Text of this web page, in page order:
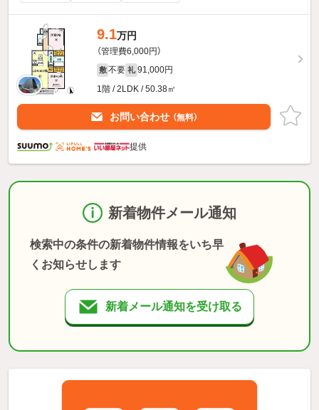
9.1万円
（管理費6,000円）
敷 不要 礼 91,000円
1階 / 2LDK / 50.38㎡
お問い合わせ （無料）
提供
新着物件メール通知
検索中の条件の新着物件情報をいち早
くお知らせします
新着メール通知を受け取る